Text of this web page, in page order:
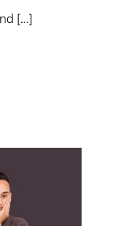
[…]